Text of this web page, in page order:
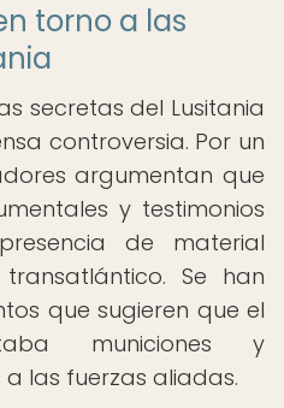
torno a las
secretas del Lusitania
controversia. Por un
argumentan que
y testimonios
de material
Se han
que sugieren que el
municiones y
las fuerzas aliadas.